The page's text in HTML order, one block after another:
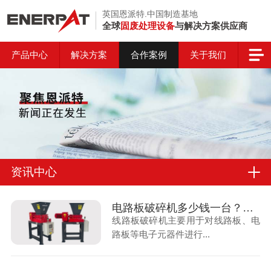
英国恩派特.中国制造基地
全球固废处理设备与解决方案供应商
产品中心 解决方案 合作案例 关于我们
资讯中心
电路板破碎机多少钱一台？废旧电路板破碎机多少钱合理？
线路板破碎机主要用于对线路板、电
路板等电子元器件进行...